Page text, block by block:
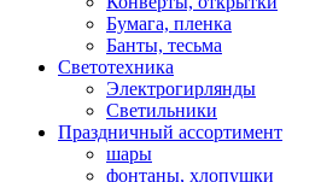
Бумага, пленка
Банты, тесьма
Светотехника
Электрогирлянды
Светильники
Праздничный ассортимент
шары
фонтаны, хлопушки